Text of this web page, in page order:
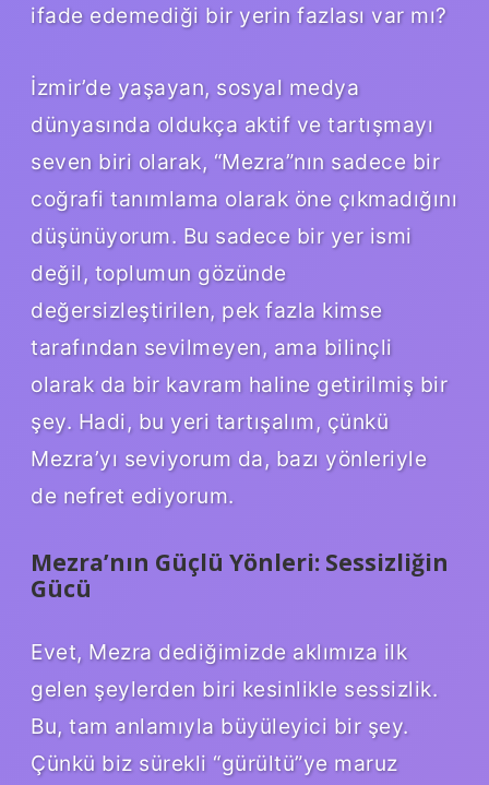
ifade edemediği bir yerin fazlası var mı?
İzmir’de yaşayan, sosyal medya
dünyasında oldukça aktif ve tartışmayı
seven biri olarak, “Mezra”nın sadece bir
coğrafi tanımlama olarak öne çıkmadığını
düşünüyorum. Bu sadece bir yer ismi
değil, toplumun gözünde
değersizleştirilen, pek fazla kimse
tarafından sevilmeyen, ama bilinçli
olarak da bir kavram haline getirilmiş bir
şey. Hadi, bu yeri tartışalım, çünkü
Mezra’yı seviyorum da, bazı yönleriyle
de nefret ediyorum.
Mezra’nın Güçlü Yönleri: Sessizliğin
Gücü
Evet, Mezra dediğimizde aklımıza ilk
gelen şeylerden biri kesinlikle sessizlik.
Bu, tam anlamıyla büyüleyici bir şey.
Çünkü biz sürekli “gürültü”ye maruz